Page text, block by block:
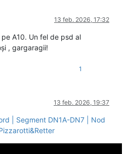
13 feb. 2026, 17:32
A10. Un fel de psd al
, gargaragii!
1
13 feb. 2026, 19:37
| Segment DN1A-DN7 | Nod